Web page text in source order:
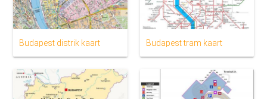
Budapest distrik kaart Budapest tram kaart